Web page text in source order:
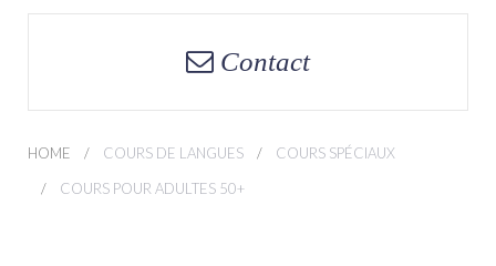
Contact
HOME COURS DE LANGUES
COURS SPÉCIAUX
COURS POUR ADULTES 50+